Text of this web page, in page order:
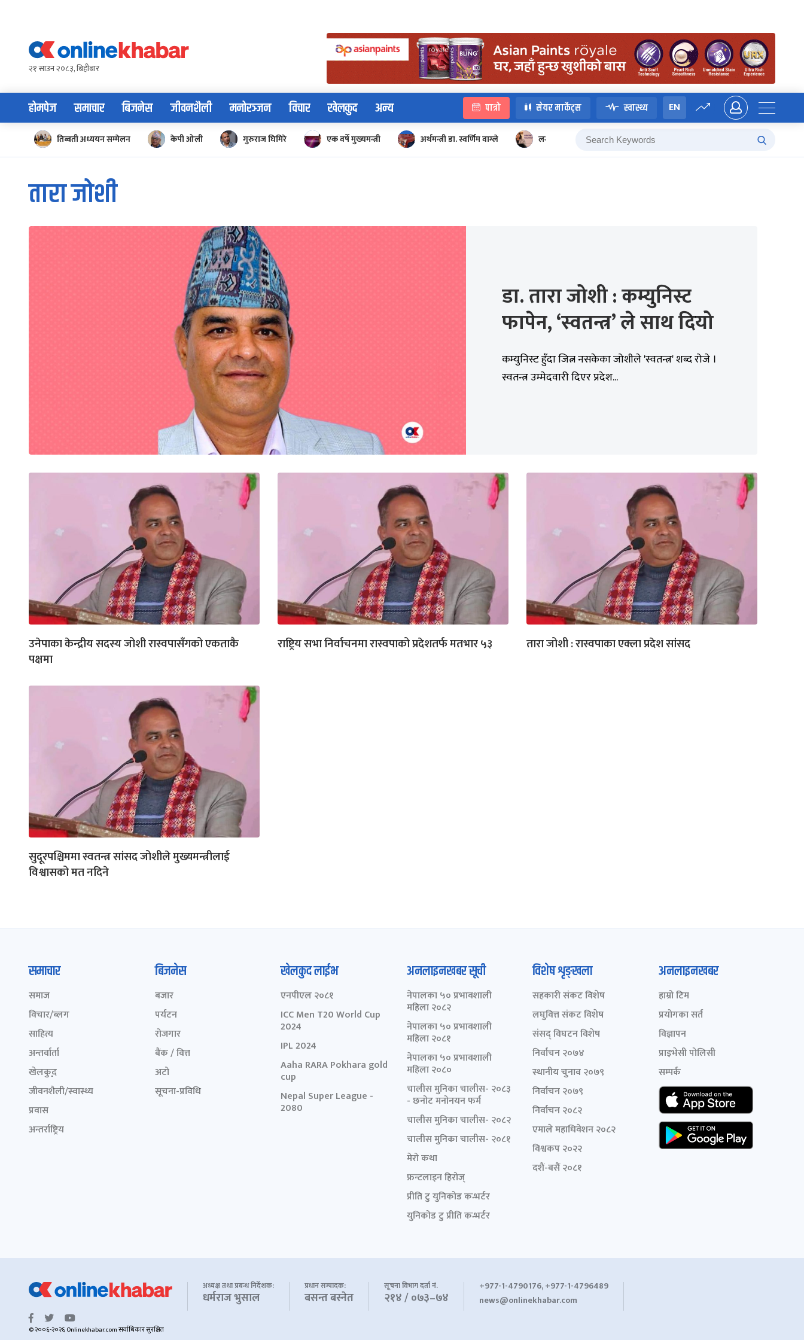
content२१ साउन २०८३, बिहीबार
होमपेज समाचार बिजनेस जीवनशैली मनोरञ्जन विचार खेलकुद अन्य पात्रो सेयर मार्केट्स स्वास्थ्य EN
तिब्बती अध्ययन सम्मेलन केपी ओली गुरुराज घिमिरे एक वर्षे मुख्यमन्त्री अर्थमन्त्री डा. स्वर्णिम वाग्ले लगानी बोर्ड
तारा जोशी
डा. तारा जोशी : कम्युनिस्ट
फापेन, ‘स्वतन्त्र’ ले साथ दियो
कम्युनिस्ट हुँदा जित्न नसकेका जोशीले 'स्वतन्त्र' शब्द रोजे ।
स्वतन्त्र उम्मेदवारी दिएर प्रदेश...
उनेपाका केन्द्रीय सदस्य जोशी रास्वपासँगको एकताकै
पक्षमा
राष्ट्रिय सभा निर्वाचनमा रास्वपाको प्रदेशतर्फ मतभार ५३ तारा जोशी : रास्वपाका एक्ला प्रदेश सांसद
सुदूरपश्चिममा स्वतन्त्र सांसद जोशीले मुख्यमन्त्रीलाई
विश्वासको मत नदिने
समाचार
समाज
विचार/ब्लग
साहित्य
अन्तर्वार्ता
खेलकुद़़
जीवनशैली/स्वास्थ्य
प्रवास
अन्तर्राष्ट्रिय
बिजनेस
बजार
पर्यटन
रोजगार
बैंक / वित्त
अटो
सूचना-प्रविधि
खेलकुद लाईभ
एनपीएल २०८१
ICC Men T20 World Cup
2024
IPL 2024
Aaha RARA Pokhara gold
cup
Nepal Super League -
2080
अनलाइनखबर सूची
नेपालका ५० प्रभावशाली
महिला २०८२
नेपालका ५० प्रभावशाली
महिला २०८१
नेपालका ५० प्रभावशाली
महिला २०८०
चालीस मुनिका चालीस- २०८३
- छनोट मनोनयन फर्म
चालीस मुनिका चालीस- २०८२
चालीस मुनिका चालीस- २०८१
मेरो कथा
फ्रन्टलाइन हिरोज्
प्रीति टु युनिकोड कन्भर्टर
युनिकोड टु प्रीति कन्भर्टर
विशेष शृङ्खला
सहकारी संकट विशेष
लघुवित्त संकट विशेष
संसद् विघटन विशेष
निर्वाचन २०७४
स्थानीय चुनाव २०७९
निर्वाचन २०७९
निर्वाचन २०८२
एमाले महाधिवेशन २०८२
विश्वकप २०२२
दशैं-बसैं २०८१
अनलाइनखबर
हाम्रो टिम
प्रयोगका सर्त
विज्ञापन
प्राइभेसी पोलिसी
सम्पर्क
अध्यक्ष तथा प्रबन्ध निर्देशक:
धर्मराज भुसाल
प्रधान सम्पादक:
बसन्त बस्नेत
सूचना विभाग दर्ता नं.
२१४ / ०७३–७४
+977-1-4790176, +977-1-4796489
news@onlinekhabar.com
© २००६-२०२६ Onlinekhabar.com सर्वाधिकार सुरक्षित